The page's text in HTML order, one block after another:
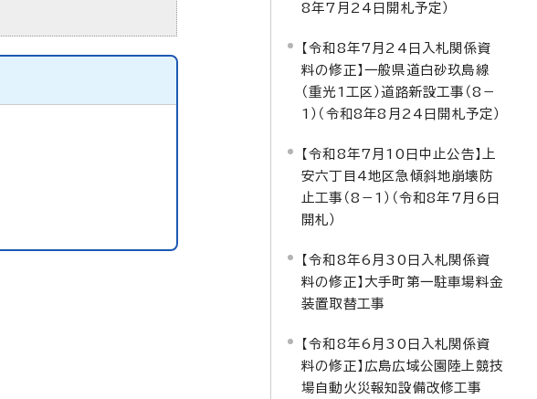
8年7月24日開札予定）
【令和8年7月24日入札関係資
料の修正】一般県道白砂玖島線
（重光1工区）道路新設工事（8－
1）（令和8年8月24日開札予定）
【令和8年7月10日中止公告】上
安六丁目4地区急傾斜地崩壊防
止工事（8－1）（令和8年7月6日
開札）
【令和8年6月30日入札関係資
料の修正】大手町第一駐車場料金
装置取替工事
【令和8年6月30日入札関係資
料の修正】広島広域公園陸上競技
場自動火災報知設備改修工事